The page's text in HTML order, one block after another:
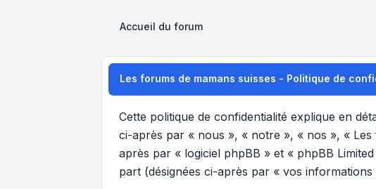
Accueil du forum
Les forums de mamans suisses - Politique de
Cette politique de confidentialité explique en
ci-après par « nous », « notre », « nos », «
après par « logiciel phpBB » et « phpBB
part (désignées ci-après par « vos informations